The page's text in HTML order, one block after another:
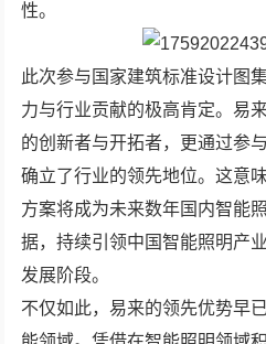
性。
此次参与国家建筑标准设计图
力与行业贡献的极高肯定。易
的创新者与开拓者，更通过参
确立了行业的领先地位。这意
方案将成为未来数年国内智能
据，持续引领中国智能照明产
发展阶段。
不仅如此，易来的领先优势早